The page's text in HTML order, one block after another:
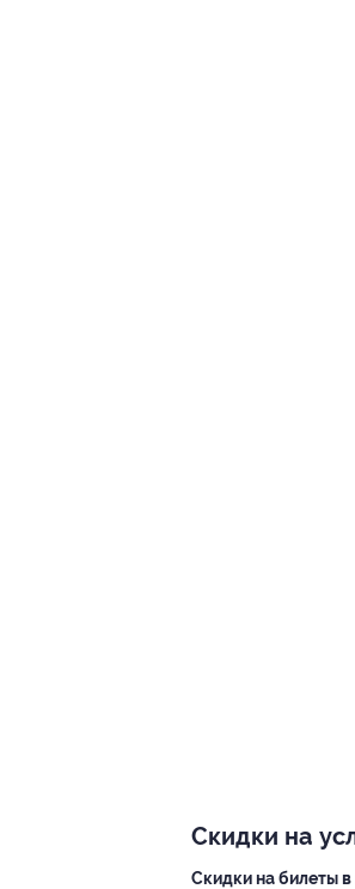
Скидки на
Скидки на билеты